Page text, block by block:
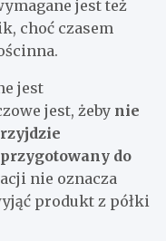
jest też
choć czasem
jest
jest, żeby nie
do
nie oznacza
produkt z półki